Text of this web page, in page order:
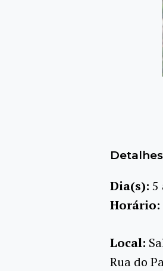
Dia(s): 5
Horário:
Local:
Rua do